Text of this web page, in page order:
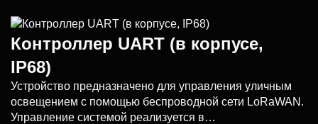
Контроллер UART (в корпусе,
IP68)
Устройство предназначено для управления уличным
освещением с помощью беспроводной сети LoRaWAN.
Управление системой реализуется в…